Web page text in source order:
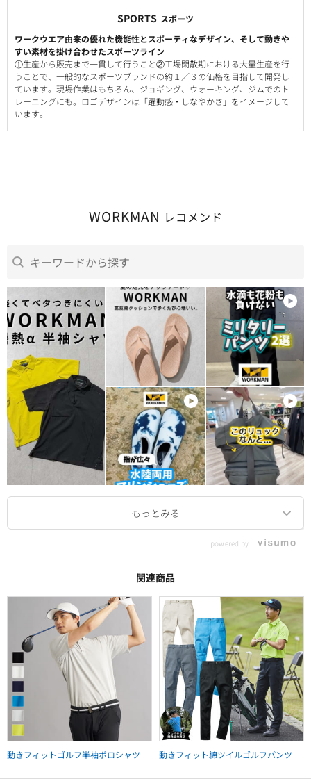
SPORTS スポーツ
ワークウエア由来の優れた機能性とスポーティなデザイン、そして動きや
すい素材を掛け合わせたスポーツライン
①生産から販売まで一貫して行うこと②工場閑散期における大量生産を行
うことで、一般的なスポーツブランドの約１／３の価格を目指して開発し
ています。現場作業はもちろん、ジョギング、ウォーキング、ジムでのト
レーニングにも。ロゴデザインは「躍動感・しなやかさ」をイメージして
います。
WORKMAN レコメンド
powered by
関連商品
動きフィットゴルフ半袖ポロシャツ 動きフィット綿ツイルゴルフパンツ